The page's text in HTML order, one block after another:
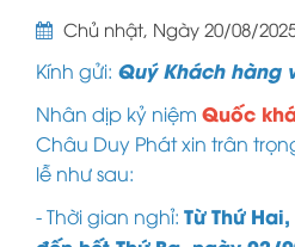
Chủ nhật, Ngày 20/08/
Kính gửi: Quý Khách hàng
Nhân dịp kỷ niệm Quốc
Châu Duy Phát xin trân
lễ như sau:
- Thời gian nghỉ: Từ Thứ